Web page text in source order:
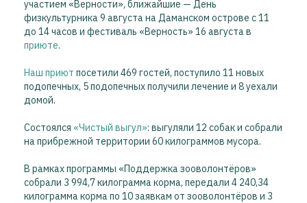
участием «Верности», ближайшие — День
физкультурника 9 августа на Даманском острове с 11
до 14 часов и фестиваль «Верность» 16 августа в
приюте.
Наш приют посетили 469 гостей, поступило 11 новых
подопечных, 5 подопечных получили лечение и 8 уехали
домой.
Состоялся «Чистый выгул»: выгуляли 12 собак и собрали
на прибрежной территории 60 килограммов мусора.
В рамках программы «Поддержка зооволонтёров»
собрали 3 994,7 килограмма корма, передали 4 240,34
килограмма корма по 10 заявкам от зооволонтёров и 3